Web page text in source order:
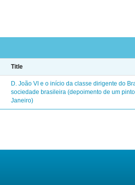
Title
D. João VI e o início da classe dirigente do
sociedade brasileira (depoimento de um
Janeiro)